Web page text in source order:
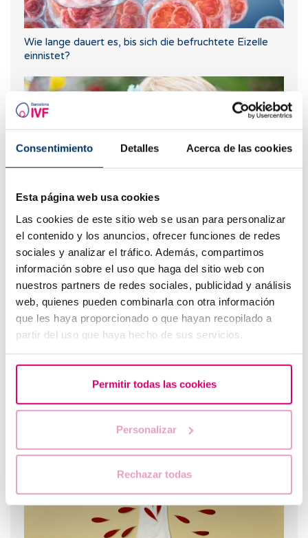
Consentimiento Detalles Acerca de las cookies
Esta página web usa cookies
Las cookies de este sitio web se usan para personalizar
el contenido y los anuncios, ofrecer funciones de redes
sociales y analizar el tráfico. Además, compartimos
información sobre el uso que haga del sitio web con
nuestros partners de redes sociales, publicidad y análisis
web, quienes pueden combinarla con otra información
que les haya proporcionado o que hayan recopilado a
partir del uso que haya hecho de sus servicios.
Permitir todas las cookies
Personalizar
Rechazar todas
Wie lange dauert es, bis sich die befruchtete Eizelle
einnistet?
Progesteron, wann sollte es verwendet werden?
Dies sind die häufigsten Zweifel an der Wahl des